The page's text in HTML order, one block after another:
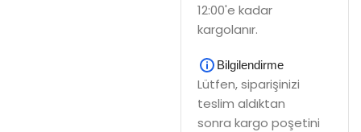
12:00'e kadar
kargolanır.
Bilgilendirme
Lütfen, siparişinizi
teslim aldıktan
sonra kargo poşetini